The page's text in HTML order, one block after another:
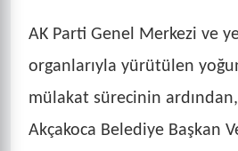
AK Parti Genel Merkezi ve
organlarıyla yürütülen
mülakat sürecinin
Akçakoca Belediye Başkan